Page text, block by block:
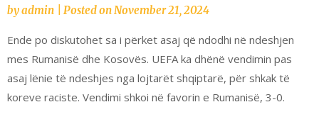
byadmin Posted onNovember 21, 2024
Ende po diskutohet sa i përket asaj që ndodhi në ndeshjen
mes Rumanisë dhe Kosovës. UEFA ka dhënë vendimin pas
asaj lënie të ndeshjes nga lojtarët shqiptarë, për shkak të
koreve raciste. Vendimi shkoi në favorin e Rumanisë, 3-0.